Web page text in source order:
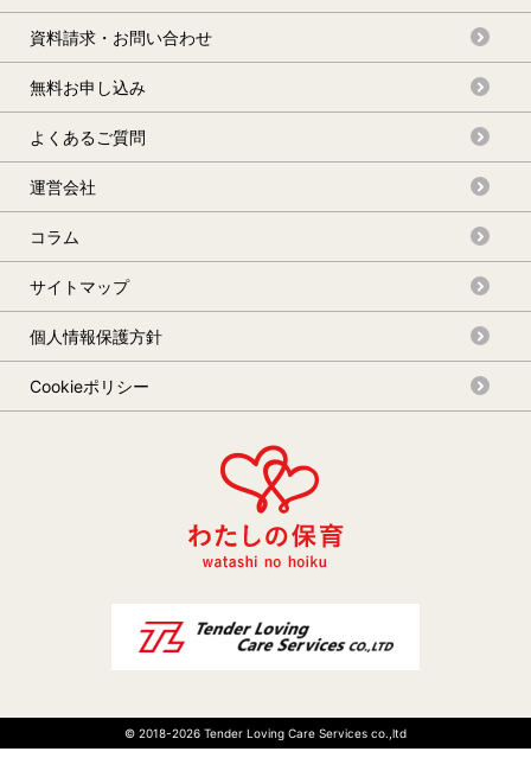
資料請求・お問い合わせ
無料お申し込み
よくあるご質問
運営会社
コラム
サイトマップ
個人情報保護方針
Cookieポリシー
© 2018-2026 Tender Loving Care Services co.,ltd